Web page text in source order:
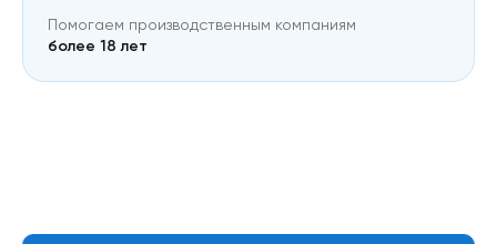
Помогаем производственным компаниям
более 18 лет